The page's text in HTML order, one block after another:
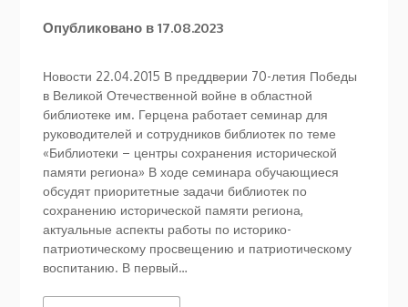
Опубликовано в17.08.2023
Новости 22.04.2015 В преддверии 70-летия Победы
в Великой Отечественной войне в областной
библиотеке им. Герцена работает семинар для
руководителей и сотрудников библиотек по теме
«Библиотеки – центры сохранения исторической
памяти региона» В ходе семинара обучающиеся
обсудят приоритетные задачи библиотек по
сохранению исторической памяти региона,
актуальные аспекты работы по историко-
патриотическому просвещению и патриотическому
воспитанию. В первый…